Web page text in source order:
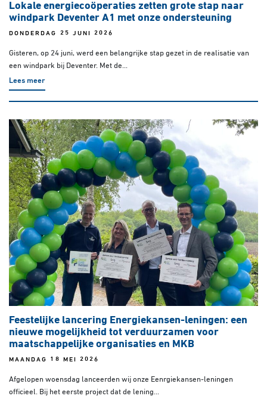
Lokale energiecoöperaties zetten grote stap naar
windpark Deventer A1 met onze ondersteuning
DONDERDAG 25 JUNI 2026
Gisteren, op 24 juni, werd een belangrijke stap gezet in de realisatie van
een windpark bij Deventer. Met de...
Lees meer
Feestelijke lancering Energiekansen-leningen: een
nieuwe mogelijkheid tot verduurzamen voor
maatschappelijke organisaties en MKB
MAANDAG 18 MEI 2026
Afgelopen woensdag lanceerden wij onze Eenrgiekansen-leningen
officieel. Bij het eerste project dat de lening...